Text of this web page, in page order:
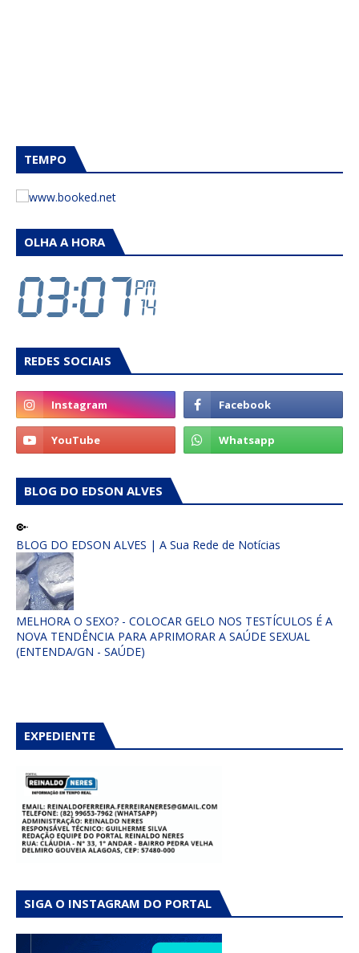
TEMPO
OLHA A HORA
REDES SOCIAIS
BLOG DO EDSON ALVES
BLOG DO EDSON ALVES | A Sua Rede de Notícias
MELHORA O SEXO? - COLOCAR GELO NOS TESTÍCULOS É A
NOVA TENDÊNCIA PARA APRIMORAR A SAÚDE SEXUAL
(ENTENDA/GN - SAÚDE)
EXPEDIENTE
SIGA O INSTAGRAM DO PORTAL